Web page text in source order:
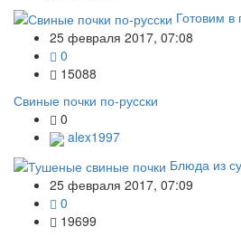
Готовим в
25 февраля 2017, 07:08
0
15088
Свиные почки по-русски
0
alex1997
Блюда из
25 февраля 2017, 07:09
0
19699